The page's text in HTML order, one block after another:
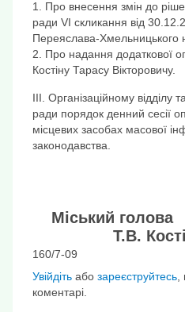
1. Про внесення змін до
ради VІ скликання від
Переяслава-Хмельницького
2. Про надання додаткової
Костіну Тарасу Вікторовичу.
ІІІ. Організаційному відділу
ради порядок денний сесії
місцевих засобах масової
законодавства.
Т.В.
160/7-09
Увійдіть або зареєструйтесь
коментарі.